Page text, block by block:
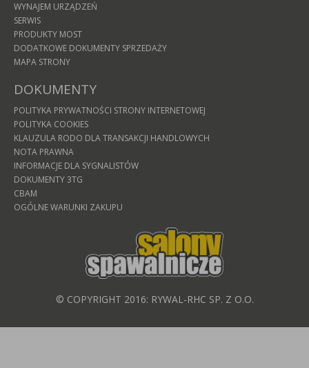
WYNAJEM URZĄDZEŃ
SERWIS
PRODUKTY MOST
DODATKOWE DOKUMENTY SPRZEDAŻY
MAPA STRONY
DOKUMENTY
POLITYKA PRYWATNOŚCI STRONY INTERNETOWEJ
POLITYKA COOKIES
KLAUZULA RODO DLA TRANSAKCJI HANDLOWYCH
NOTA PRAWNA
INFORMACJE DLA SYGNALISTÓW
DOKUMENTY 3TG
CBAM
OGÓLNE WARUNKI ZAKUPU
© COPYRIGHT 2016: RYWAL-RHC SP. Z O.O.